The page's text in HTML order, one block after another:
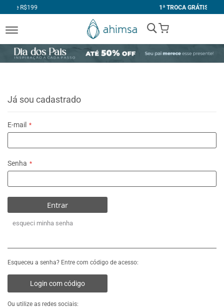
1ª TROCA GRÁTIS
My Cart
Já sou cadastrado
E-mail
Senha
Entrar
esqueci minha senha
Esqueceu a senha? Entre com código de acesso:
Login com código
Ou utilize as redes sociais: